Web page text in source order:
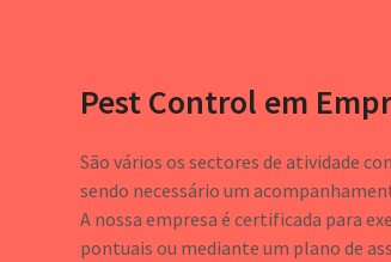
Pest Control em
São vários os sectores de atividade
sendo necessário um
A nossa empresa é certificada para
pontuais ou mediante um plano de